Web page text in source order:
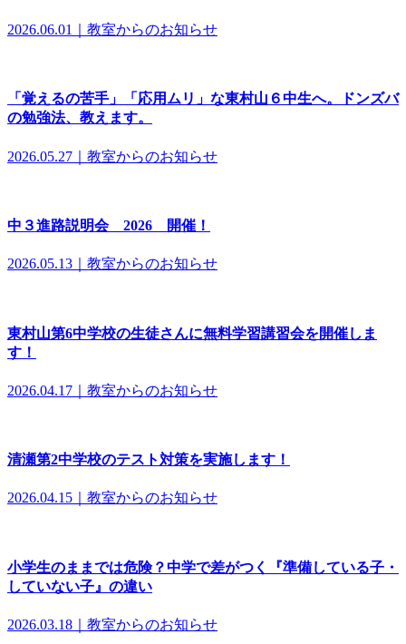
2026.06.01｜教室からのお知らせ
「覚えるの苦手」「応用ムリ」な東村山６中生へ。ドンズバ
の勉強法、教えます。
2026.05.27｜教室からのお知らせ
中３進路説明会 2026 開催！
2026.05.13｜教室からのお知らせ
東村山第6中学校の生徒さんに無料学習講習会を開催しま
す！
2026.04.17｜教室からのお知らせ
清瀬第2中学校のテスト対策を実施します！
2026.04.15｜教室からのお知らせ
小学生のままでは危険？中学で差がつく『準備している子・
していない子』の違い
2026.03.18｜教室からのお知らせ